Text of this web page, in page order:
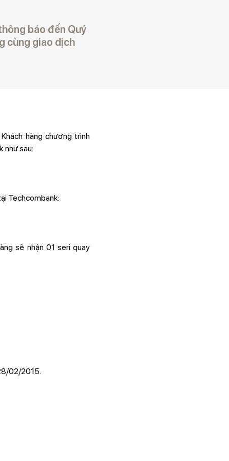
báo đến Quý
cùng giao dịch
hàng chương trình
như sau:
Techcombank:
sẽ nhận 01 seri quay
02/2015.